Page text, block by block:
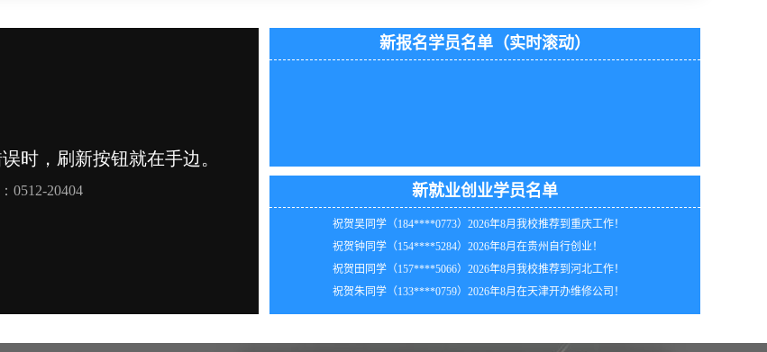
新报名学员名单（实时滚动）
2026年8月_江苏_韩同学（133****0337）报: 【全能家电维修班】
2026年8月_山西_卢同学（138****9064）报:【电动工具维修班】
2026年8月_北京_钟同学（133****4267）报:【全能家电维修班】
2026年8月_江苏_韩同学（189****0864）报:【电动工具维修班】
2026年8月_湖南_马同学（157****1860）报:【全能家电维修班】
2026年8月_广西_吴同学（188****8180）报:【全能家电维修班】
2026年8月_重庆_江同学（137****3119）报:【全能家电维修班】
2026年8月_山西_江同学（139****9823）报:【全能家电维修班】
新就业创业学员名单
祝贺代同学（187****5925）2026年8月我校推荐到黑龙江工作
祝贺谭同学（131****1909）2026年8月在福建开办摩托车电动车维修店！
祝贺吴同学（184****0773）2026年8月我校推荐到重庆工作！
祝贺钟同学（154****5284）2026年8月在贵州自行创业！
祝贺田同学（157****5066）2026年8月我校推荐到河北工作！
祝贺朱同学（133****0759）2026年8月在天津开办维修公司！